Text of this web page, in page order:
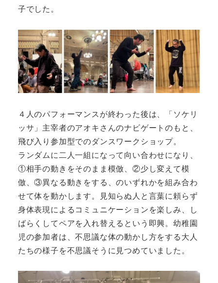
子でした。
４人のパフォーマンスが終わった後は、「ソケリ
ッサ」主宰者のアオキさんのナビゲートのもと、
飛び入り参加型でのダンスワークショップ。
ランダムに二人一組になって向い合わせになり、
①相手の動きをそのまま模倣、②少し変えて模
倣、③異なる動きをする、のいずれかを組み合わ
せて体を動かします。見知らぬ人と言葉に頼らず
身体表現によるコミュニケーションを楽しみ、し
ばらくしてペアを入れ替えるという即興。幼稚園
児の参加者は、不思議な体の動かし方をする大人
たちの様子を不思議そうに見つめていました。